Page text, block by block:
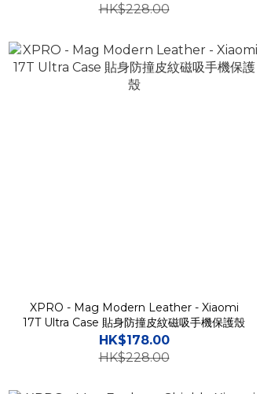
HK$228.00
XPRO - Mag Modern Leather - Xiaomi
17T Ultra Case 貼身防撞皮紋磁吸手機保護殼
HK$178.00
HK$228.00